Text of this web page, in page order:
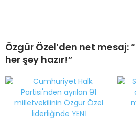
Özgür Özel’den net mesaj:
her şey hazır!”